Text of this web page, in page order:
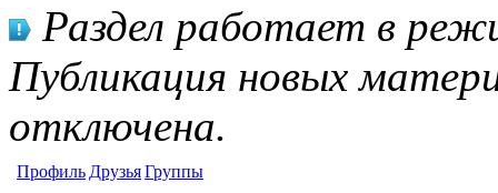
Раздел работает в
Публикация новых
отключена.
Профиль ДрузьяГруппы